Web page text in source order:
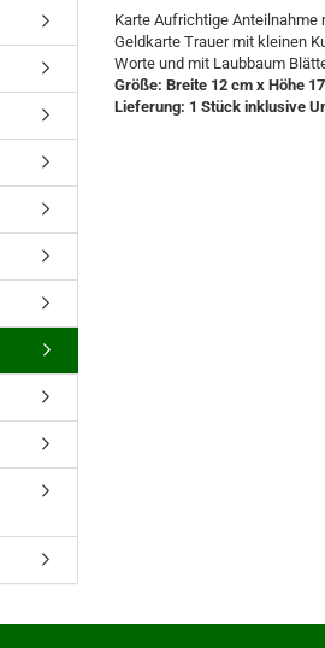
Karte Aufrichtige Anteilnahme
Geldkarte Trauer mit kleinen
Worte und mit Laubbaum
Größe: Breite 12 cm x Höhe
Lieferung: 1 Stück inklusive